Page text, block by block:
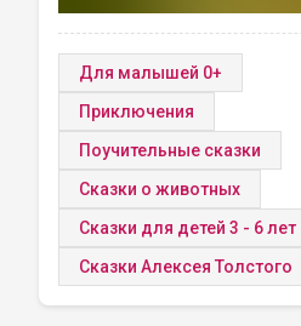
Для малышей 0+
Приключения
Поучительные сказки
Сказки о животных
Сказки для детей 3 - 6 лет
Сказки Алексея Толстого